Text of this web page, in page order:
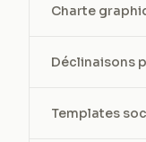
Charte
Déclinaisons
Templates